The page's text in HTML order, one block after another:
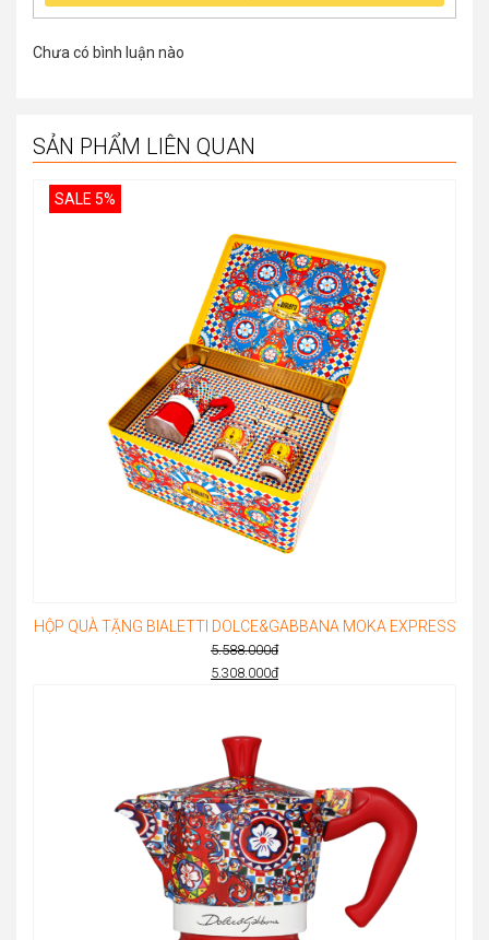
Chưa có bình luận nào
SẢN PHẨM LIÊN QUAN
SALE 5%
HỘP QUÀ TẶNG BIALETTI DOLCE&GABBANA MOKA EXPRESS
5.588.000đ
Original
5.588.000đ.
5.308.000đ
is:
5.308.000đ.